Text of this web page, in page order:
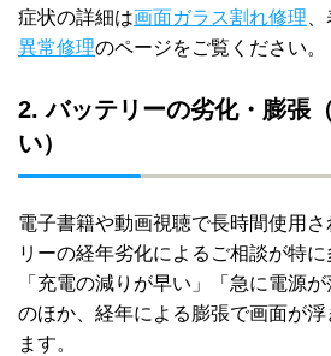
症状の詳細は画面ガラス割れ修理
異常修理のページをご覧ください。
2. バッテリーの劣化・膨張
い）
電子書籍や動画視聴で長時間使用
リーの経年劣化によるご相談が特に
「充電の減りが早い」「急に電源
のほか、経年による膨張で画面が
ます。